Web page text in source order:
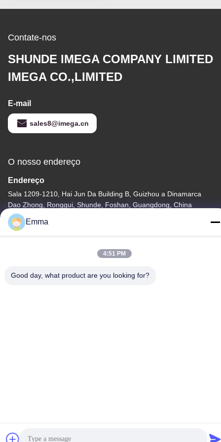
Contate-nos
SHUNDE IMEGA COMPANY LIMITED
IMEGA CO.,LIMITED
E-mail
sales8@imega.cn
O nosso endereço
Endereço
Sala 1209-1210, Hai Jun Da Building B, Guizhou a Dinamarca
Dao Zhong, Ronggui, Shunde, Foshan, Guangdong, China
telefone
86-15816904632
Emma
4:51 PM
Good day, what product are you looking for?